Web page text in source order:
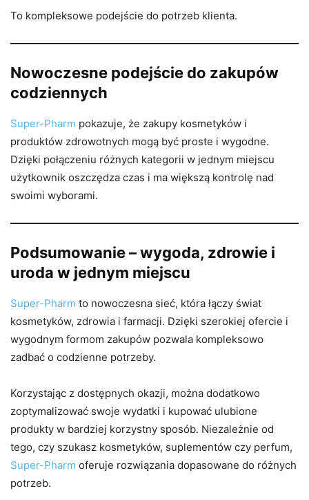
To kompleksowe podejście do potrzeb klienta.
Nowoczesne podejście do zakupów
codziennych
Super-Pharm pokazuje, że zakupy kosmetyków i
produktów zdrowotnych mogą być proste i wygodne.
Dzięki połączeniu różnych kategorii w jednym miejscu
użytkownik oszczędza czas i ma większą kontrolę nad
swoimi wyborami.
Podsumowanie – wygoda, zdrowie i
uroda w jednym miejscu
Super-Pharm to nowoczesna sieć, która łączy świat
kosmetyków, zdrowia i farmacji. Dzięki szerokiej ofercie i
wygodnym formom zakupów pozwala kompleksowo
zadbać o codzienne potrzeby.
Korzystając z dostępnych okazji, można dodatkowo
zoptymalizować swoje wydatki i kupować ulubione
produkty w bardziej korzystny sposób. Niezależnie od
tego, czy szukasz kosmetyków, suplementów czy perfum,
Super-Pharm oferuje rozwiązania dopasowane do różnych
potrzeb.